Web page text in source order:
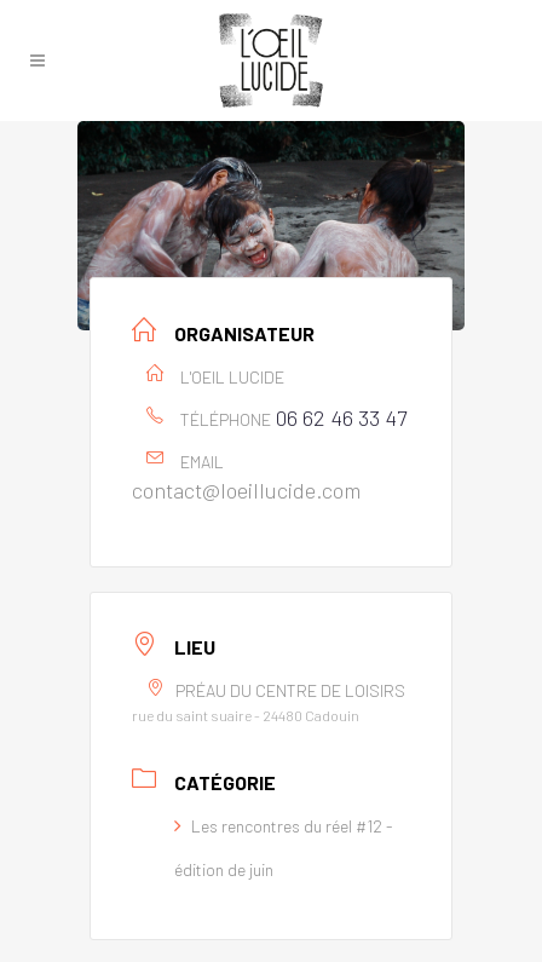
ORGANISATEUR
L'OEIL LUCIDE
TÉLÉPHONE 06 62 46 33 47
EMAIL
contact@loeillucide.com
LIEU
PRÉAU DU CENTRE DE LOISIRS
rue du saint suaire - 24480 Cadouin
CATÉGORIE
Les rencontres du réel #12 -
édition de juin